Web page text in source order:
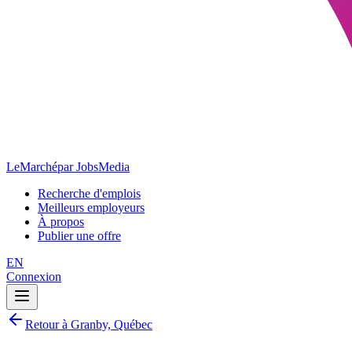
LeMarchépar JobsMedia
Recherche d'emplois
Meilleurs employeurs
À propos
Publier une offre
EN
Connexion
Retour à Granby, Québec